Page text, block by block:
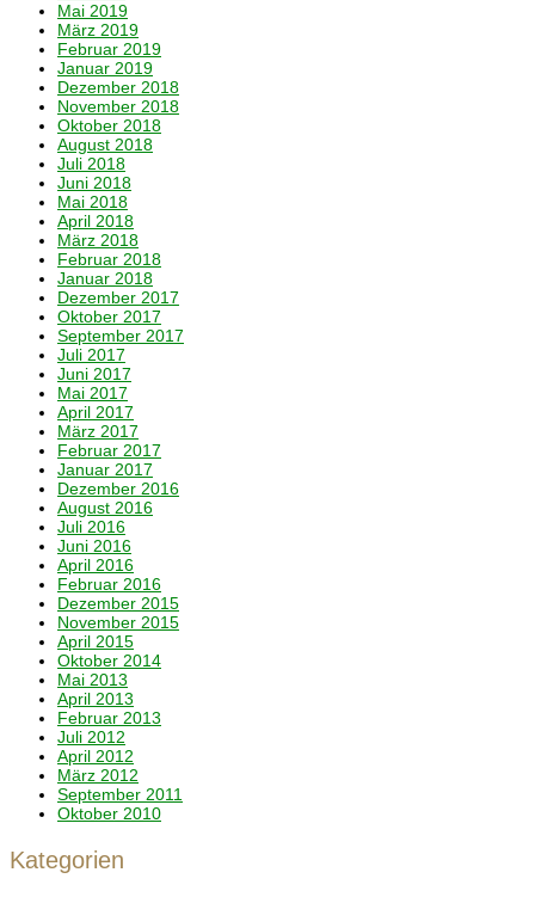
Mai 2019
März 2019
Februar 2019
Januar 2019
Dezember 2018
November 2018
Oktober 2018
August 2018
Juli 2018
Juni 2018
Mai 2018
April 2018
März 2018
Februar 2018
Januar 2018
Dezember 2017
Oktober 2017
September 2017
Juli 2017
Juni 2017
Mai 2017
April 2017
März 2017
Februar 2017
Januar 2017
Dezember 2016
August 2016
Juli 2016
Juni 2016
April 2016
Februar 2016
Dezember 2015
November 2015
April 2015
Oktober 2014
Mai 2013
April 2013
Februar 2013
Juli 2012
April 2012
März 2012
September 2011
Oktober 2010
Kategorien